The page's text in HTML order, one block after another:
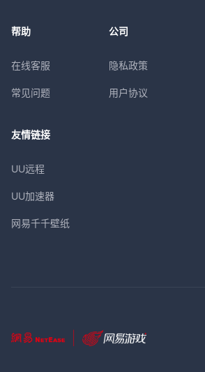
帮助
在线客服
常见问题
公司
隐私政策
用户协议
友情链接
UU远程
UU加速器
网易千千壁纸